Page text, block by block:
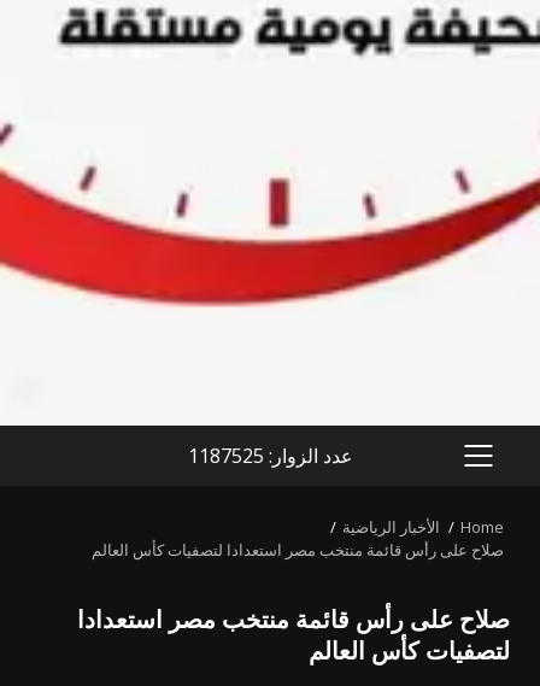
PRIMARY
عدد الزوار: 1187525
Home
الأخبار الرياضية
صلاح على رأس قائمة منتخب مصر استعدادا لتصفيات كأس العالم
صلاح على رأس قائمة منتخب مصر استعدادا
لتصفيات كأس العالم